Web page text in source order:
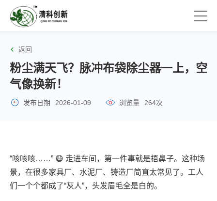
返回
粉尘满天飞？脉冲布袋除尘器一上，空
气像换新！
发布日期 2026-01-09 浏览量 264次
“咳咳咳……” 😷 走进车间，第一件事就是捂鼻子。这种场
景，在很多家具厂、水泥厂、铸造厂简直太常见了。工人
们一个个都成了“灰人”，头发眉毛全是白的。